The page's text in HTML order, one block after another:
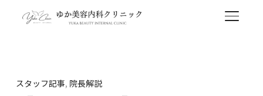
スタッフ記事, 院長解説